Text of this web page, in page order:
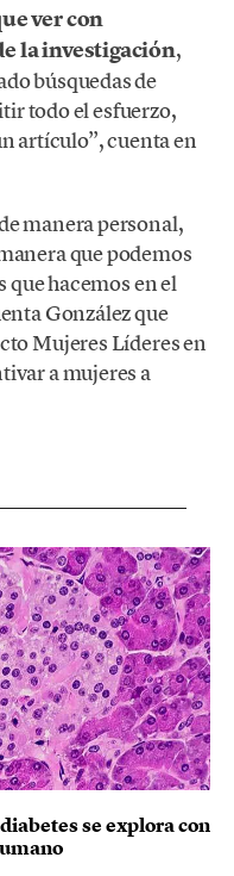
ver con
la investigación,
búsquedas de
todo el esfuerzo,
artículo”, cuenta en
manera personal,
que podemos
hacemos en el
González que
Mujeres Líderes en
a mujeres a
se explora con